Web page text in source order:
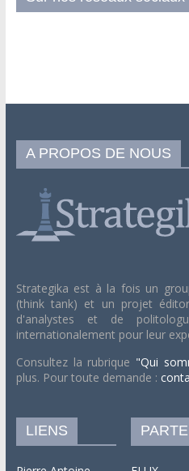
A PROPOS DE NOUS
Strategika est à la fois un
(think tank) et un projet
d'analystes et de
internationalement pour leur
Consultez la rubrique "Qui
plus. Pour toute demande :
LIENS